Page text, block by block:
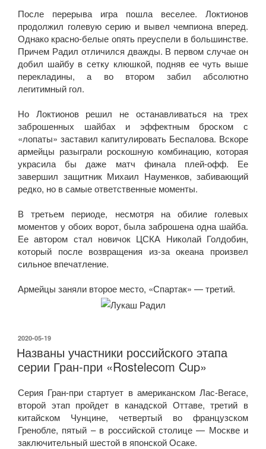
После перерыва игра пошла веселее. Локтионов
продолжил голевую серию и вывел чемпиона вперед.
Однако красно-белые опять преуспели в большинстве.
Причем Радил отличился дважды. В первом случае он
добил шайбу в сетку клюшкой, подняв ее чуть выше
перекладины, а во втором забил абсолютно
легитимный гол.
Но Локтионов решил не останавливаться на трех
заброшенных шайбах и эффектным броском с
«лопаты» заставил капитулировать Беспалова. Вскоре
армейцы разыграли роскошную комбинацию, которая
украсила бы даже матч финала плей-офф. Ее
завершил защитник Михаил Науменков, забивающий
редко, но в самые ответственные моменты.
В третьем периоде, несмотря на обилие голевых
моментов у обоих ворот, была заброшена одна шайба.
Ее автором стал новичок ЦСКА Николай Голдобин,
который после возвращения из-за океана произвел
сильное впечатление.
Армейцы заняли второе место, «Спартак» — третий.
ОПУБЛИКОВАНО
2020-05-19
Названы участники российского этапа
серии Гран-при «Rostelecom Cup»
Серия Гран-при стартует в американском Лас-Вегасе,
второй этап пройдет в канадской Оттаве, третий в
китайском Чунцине, четвертый во французском
Гренобле, пятый – в российской столице — Москве и
заключительный шестой в японской Осаке.